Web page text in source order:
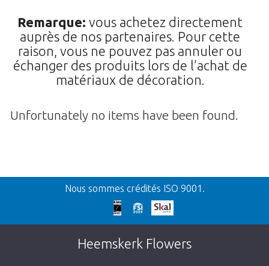
Remarque: vous achetez directement
auprès de nos partenaires. Pour cette
raison, vous ne pouvez pas annuler ou
échanger des produits lors de l’achat de
matériaux de décoration.
Unfortunately no items have been found.
Retour
Nos excuses
Cette page n’existe pas. Cliquez sur le lien
suivant pour retourner à la boutique.
Nous sommes crédités ISO 9001.
Heemskerk Flowers